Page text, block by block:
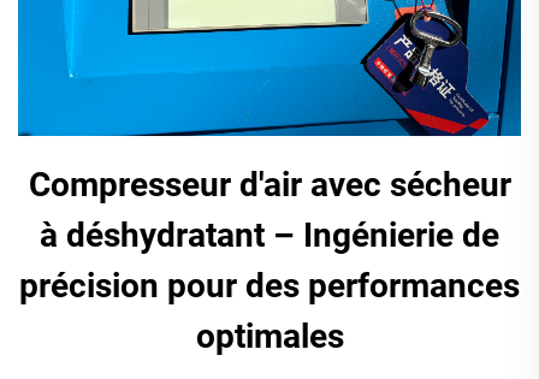
Compresseur d'air avec sécheur
à déshydratant – Ingénierie de
précision pour des performances
optimales